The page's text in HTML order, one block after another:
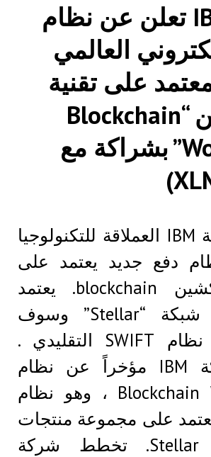
شركة IBM تعلن عن نظام
العالمي
على تقنية
البلوكشين “Blockchain
World Wire” بشراكة مع
طورت شركة IBM العملاقة للتكنولوجيا
دفع جديد يعتمد على
تقنية البلوكشين blockchain. يعتمد
الحل على شبكة “Stellar” وسوف
يتنافس مع نظام SWIFT التقليدي .
أعلنت شركة IBM مؤخراً عن نظام
Blockchain World Wire ، وهو نظام
على مجموعة منتجات
Stellar blockchain. تخطط شركة